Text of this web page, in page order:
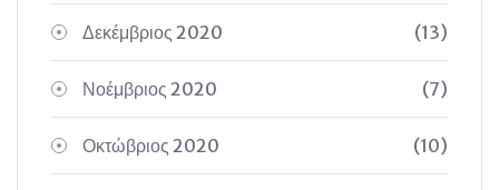
Δεκέμβριος 2020 (13)
Νοέμβριος 2020 (7)
Οκτώβριος 2020 (10)